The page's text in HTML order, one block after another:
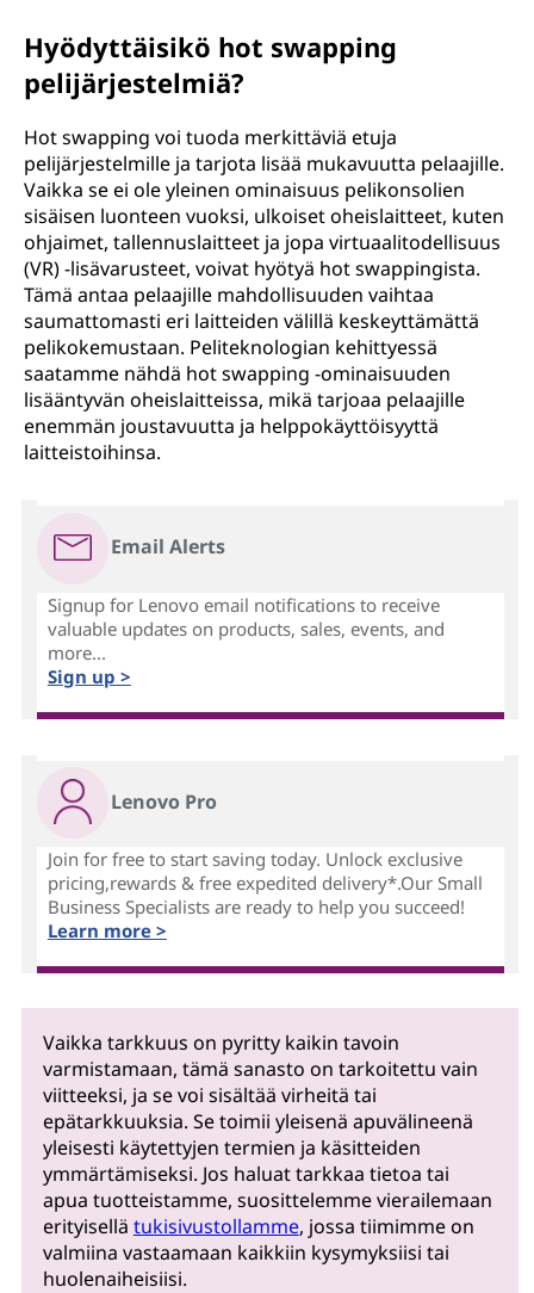
Hyödyttäisikö hot swapping
pelijärjestelmiä?
Hot swapping voi tuoda merkittäviä etuja
pelijärjestelmille ja tarjota lisää mukavuutta pelaajille.
Vaikka se ei ole yleinen ominaisuus pelikonsolien
sisäisen luonteen vuoksi, ulkoiset oheislaitteet, kuten
ohjaimet, tallennuslaitteet ja jopa virtuaalitodellisuus
(VR) -lisävarusteet, voivat hyötyä hot swappingista.
Tämä antaa pelaajille mahdollisuuden vaihtaa
saumattomasti eri laitteiden välillä keskeyttämättä
pelikokemustaan. Peliteknologian kehittyessä
saatamme nähdä hot swapping -ominaisuuden
lisääntyvän oheislaitteissa, mikä tarjoaa pelaajille
enemmän joustavuutta ja helppokäyttöisyyttä
laitteistoihinsa.
Email Alerts
Signup for Lenovo email notifications to receive
valuable updates on products, sales, events, and
more...
Sign up >
Lenovo Pro
Join for free to start saving today. Unlock exclusive
pricing,rewards & free expedited delivery*.Our Small
Business Specialists are ready to help you succeed!
Learn more >
Vaikka tarkkuus on pyritty kaikin tavoin
varmistamaan, tämä sanasto on tarkoitettu vain
viitteeksi, ja se voi sisältää virheitä tai
epätarkkuuksia. Se toimii yleisenä apuvälineenä
yleisesti käytettyjen termien ja käsitteiden
ymmärtämiseksi. Jos haluat tarkkaa tietoa tai
apua tuotteistamme, suosittelemme vierailemaan
erityisellä tukisivustollamme, jossa tiimimme on
valmiina vastaamaan kaikkiin kysymyksiisi tai
huolenaiheisiisi.